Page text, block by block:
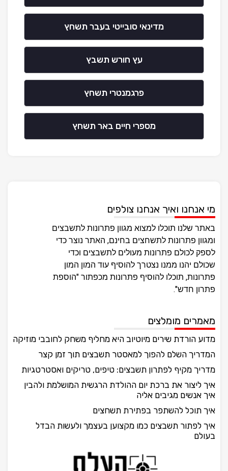
מדינאי סובייטי בעבר תשחץ
עץ חורש תשבץ
פרגמנטרי תשחץ
מספרי חיים באר תשחץ
מי אנחנו ואיך אנחנו צולפים
באתר שלנו תוכלו למצוא מגוון פתרונות לתשבצים
ומגוון פתרונות לתשחצים בחינם, האתר נוצר כדי
לספק לכולם פתרונות מעולים לתשבצים וכדי
שכולם יהנו ממנו נצטרך להוסיף עוד המון המון
פתרונות, תוכלו להוסיף פתרונות מכפתור "הוספת
פתרון חדש".
מאמרים מומלצים
מדוע הורדת שירים מיוטיוב היא מחליף משחק לחובבי מוזיקה
המדריך השלם להפוך למאסטר תשבצים תוך זמן קצר
מדריך מקיף לפתרון תשבצים: טיפים, טריקים ואסטרטגיות
איך ליצור את ברכת יום ההולדת הרגשית המושלמת ולהבין
איך אנשים מגיבים אליה
איך תוכל להשתפר בפתירת תשחצים
איך לפתור תשבצים כמו מקצוען בעצמך ולעשות הבדל
בעולם